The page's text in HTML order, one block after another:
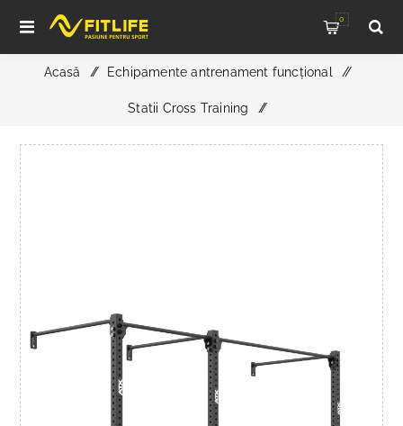
0
Acasă / Echipamente antrenament funcțional /
Statii Cross Training /
ATX Functional Wall Rig 700 Basic 2 – Rig Profesional de